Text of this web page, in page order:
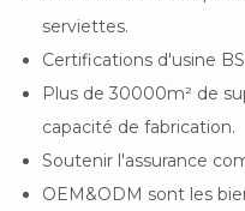
serviettes.
Certifications d'usine
Plus de 30000m² de
capacité de fabrication.
Soutenir l'assurance
OEM&ODM sont les